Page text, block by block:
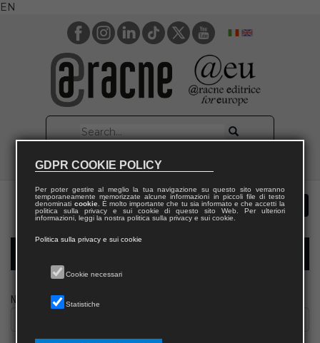
EN
Nome
GDPR COOKIE POLICY
Per poter gestire al meglio la tua navigazione su questo sito verranno
temporaneamente memorizzate alcune informazioni in piccoli file di testo
denominati cookie. È molto importante che tu sia informato e che accetti la
politica sulla privacy e sui cookie di questo sito Web. Per ulteriori
informazioni, leggi la nostra politica sulla privacy e sui cookie.
Politica sulla privacy e sui cookie
Cookie necessari
Statistiche